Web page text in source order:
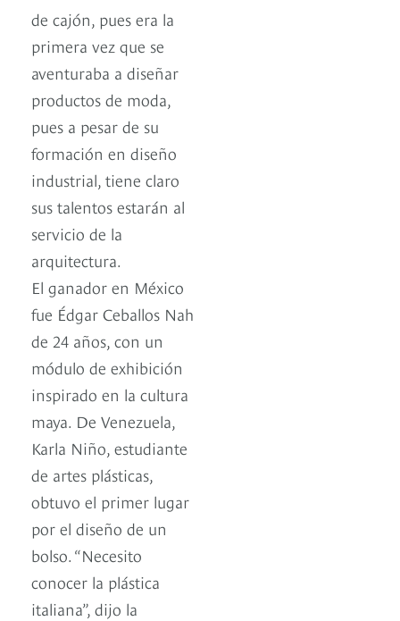
de cajón, pues era la
primera vez que se
aventuraba a diseñar
productos de moda,
pues a pesar de su
formación en diseño
industrial, tiene claro
sus talentos estarán al
servicio de la
arquitectura.
El ganador en México
fue Édgar Ceballos Nah
de 24 años, con un
módulo de exhibición
inspirado en la cultura
maya. De Venezuela,
Karla Niño, estudiante
de artes plásticas,
obtuvo el primer lugar
por el diseño de un
bolso. “Necesito
conocer la plástica
italiana”, dijo la